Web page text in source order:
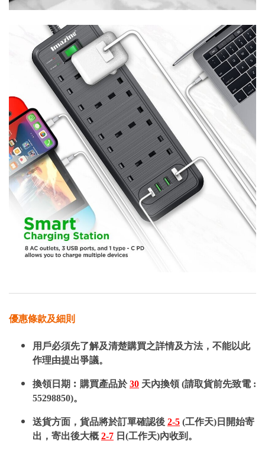
優惠條款及細則
用戶必須先了解及清楚購買之詳情及方法，不能以此
作理由提出爭議。
換領日期︰購買產品於30 天內換領 (請取貨前先致電 :
55298850)。
送貨方面，貨品將於訂單確認後 2-5 (工作天)日開始寄
出，寄出後大概2-7 日(工作天)內收到。